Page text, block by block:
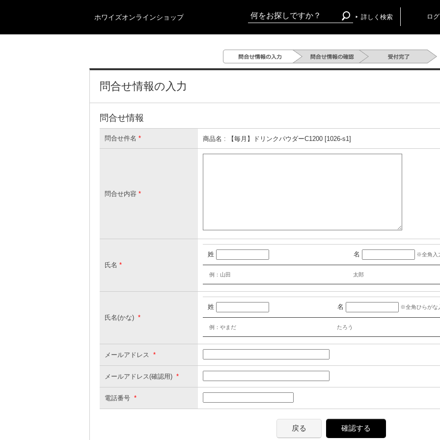
ホワイズオンラインショップ 詳しく検索 ロ
問合せ情報の入力
問合せ情報
問合せ件名 * 商品名 : 【毎月】ドリンクパウダーC1200 [1026-s1]
問合せ内容 *
氏名 *
姓 名 ※全角入
例：山田 太郎
氏名(かな) *
姓 名 ※全角ひらがな
例：やまだ たろう
メールアドレス *
メールアドレス(確認用) *
電話番号 *
戻る 確認する